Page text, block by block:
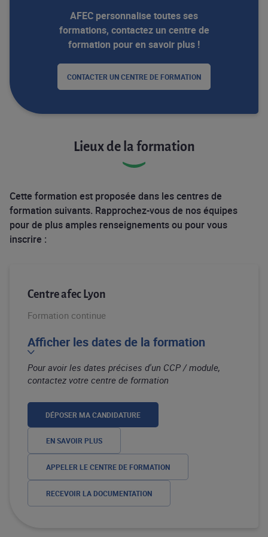
AFEC personnalise toutes ses
formations, contactez un centre de
formation pour en savoir plus !
CONTACTER UN CENTRE DE FORMATION
Lieux de la formation
Cette formation est proposée dans les centres de
formation suivants. Rapprochez-vous de nos équipes
pour de plus amples renseignements ou pour vous
inscrire :
Centre afec Lyon
Formation continue
Afficher les dates de la formation
Pour avoir les dates précises d'un CCP / module,
contactez votre centre de formation
DÉPOSER MA CANDIDATURE
EN SAVOIR PLUS
APPELER LE CENTRE DE FORMATION
RECEVOIR LA DOCUMENTATION